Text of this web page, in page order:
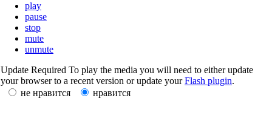
play
pause
stop
mute
unmute
Update Required To play the media you will need to either update
your browser to a recent version or update yourFlash plugin.
не нравится
нравится